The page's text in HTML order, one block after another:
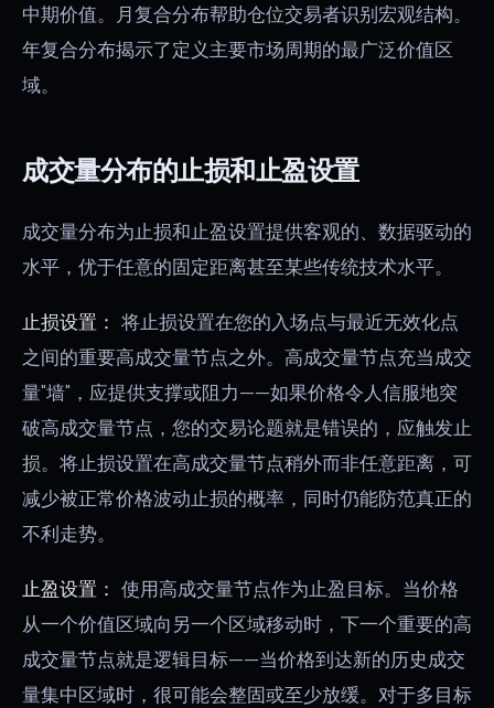
中期价值。月复合分布帮助仓位交易者识别宏观结构。
年复合分布揭示了定义主要市场周期的最广泛价值区
域。
成交量分布的止损和止盈设置
成交量分布为止损和止盈设置提供客观的、数据驱动的
水平，优于任意的固定距离甚至某些传统技术水平。
止损设置： 将止损设置在您的入场点与最近无效化点
之间的重要高成交量节点之外。高成交量节点充当成交
量"墙"，应提供支撑或阻力——如果价格令人信服地突
破高成交量节点，您的交易论题就是错误的，应触发止
损。将止损设置在高成交量节点稍外而非任意距离，可
减少被正常价格波动止损的概率，同时仍能防范真正的
不利走势。
止盈设置： 使用高成交量节点作为止盈目标。当价格
从一个价值区域向另一个区域移动时，下一个重要的高
成交量节点就是逻辑目标——当价格到达新的历史成交
量集中区域时，很可能会整固或至少放缓。对于多目标